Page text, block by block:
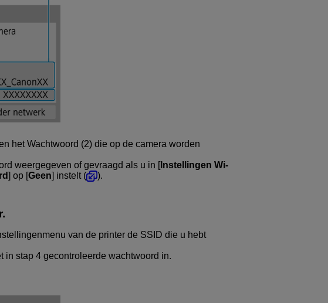
hetWachtwoord (2) die op de camera worden
weergegeven of gevraagd als u in [Instellingen Wi-
] op [Geen] instelt ( ).
van de printer de SSID die u hebt
in stap 4 gecontroleerde wachtwoord in.